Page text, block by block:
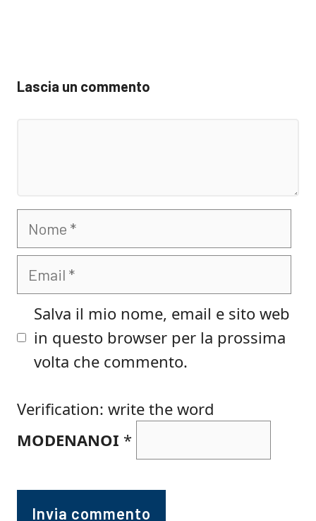
Lascia un commento
Nome
Email
Salva il mio nome, email e sito web
in questo browser per la prossima
volta che commento.
Verification: write the word
MODENANOI *